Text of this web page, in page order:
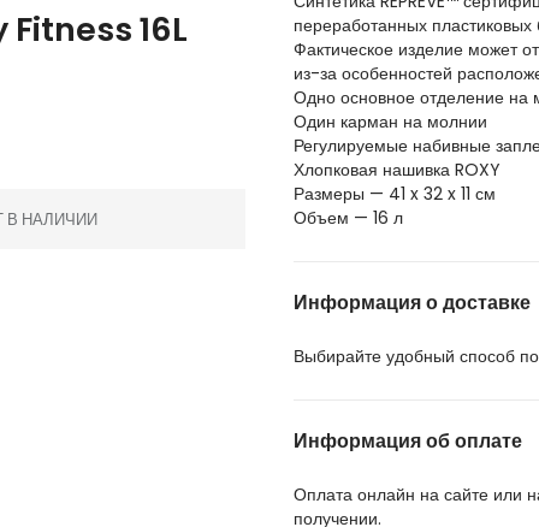
16L
В НАЛИЧИИ
переработанных пластиковых
Фактическое изделие может
из-за особенностей
Одно основное отделение на
Один карман на молнии
Регулируемые набивные
Хлопковая нашивка ROXY
Размеры — 41 x 32 x 11 см
Объем — 16 л
Информация о доставке
Выбирайте удобный способ
Информация об оплате
Оплата онлайн на сайте или
получении.